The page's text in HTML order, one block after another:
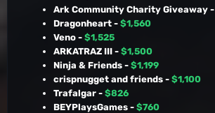
Ark Community Charity Giveaway -
Dragonheart - $1,560
Veno - $1,525
ARKATRAZ III - $1,500
Ninja & Friends - $1,199
crispnugget and friends - $1,100
Trafalgar - $826
BEYPlaysGames - $760